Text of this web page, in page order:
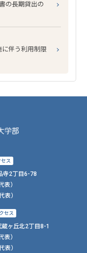
の長期貸出の
に伴う利用制限
セス
寺2丁目6-78
表）
表）
セス
ヶ丘北2丁目8-1
表）
表）